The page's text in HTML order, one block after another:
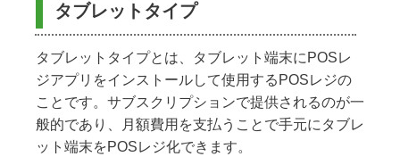
タブレットタイプ
タブレットタイプとは、タブレット端末にPOSレ
ジアプリをインストールして使用するPOSレジの
ことです。サブスクリプションで提供されるのが一
般的であり、月額費用を支払うことで手元にタブレ
ット端末をPOSレジ化できます。